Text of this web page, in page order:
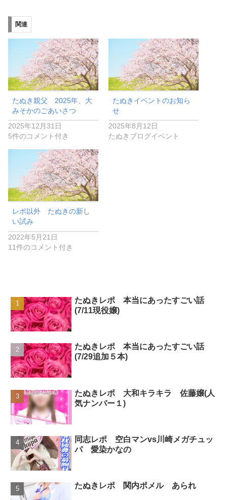
関連
たぬき親父 2025年、大
みそかのごあいさつ
2025年12月31日
5件のコメント付き
たぬきイベントのお知ら
せ
2025年8月12日
たぬきブログイベント
レポ以外 たぬきの新し
い試み
2022年5月21日
11件のコメント付き
たぬきレポ 本当にあったすごい話
(7/11現役嬢)
たぬきレポ 本当にあったすごい話
(7/29追加５本)
たぬきレポ 大和キラキラ 佐藤嬢(人
気ナンバー１)
同志レポ 空白マンvs川崎メガチュッ
パ 愛染かなの
たぬきレポ 関内ポメル あられ